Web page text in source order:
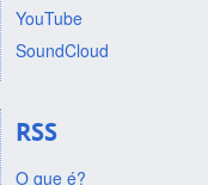
YouTube
SoundCloud
RSS
O que é?